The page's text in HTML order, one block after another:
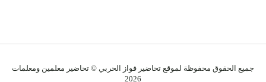
جميع الحقوق محفوظة لموقع تحاضير فواز الحربي © تحاضير معلمين ومعلمات
2026